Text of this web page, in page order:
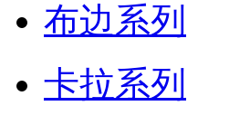
布边系列
卡拉系列